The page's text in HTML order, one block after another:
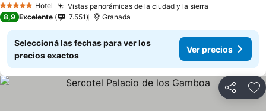
5 Estrellas Hotel Vistas panorámicas de la ciudad y la sierra
8,9 Excelente 7.551 Granada
Seleccioná las fechas para ver los
precios exactos
Ver precios
Compartir